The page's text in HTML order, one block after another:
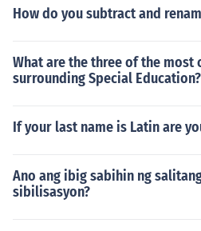
sa kanilang tungkulin sa
apakita ng respeto at
ribusyon sa edukasyon.
How do you subtract and
What are the three of the most
surrounding Special Education?
If your last name is Latin are
Ano ang ibig sabihin ng
sibilisasyon?